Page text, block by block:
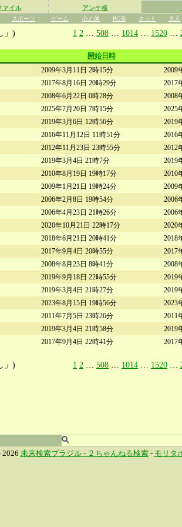
ァイル アンケ板
スポーツ ゲーム 心と体 PC等 ネット 大人
」) 1 2 508 1014 1520
開始日時
2009年3月11日 2時15分 2009
2017年8月16日 20時29分 2017
2008年6月22日 0時28分 2008
2025年7月20日 7時15分 2025
2019年3月6日 12時56分 2019
2016年11月12日 11時51分 2016
2012年11月23日 23時55分 2012
2019年3月4日 21時7分 2019
2010年8月19日 19時17分 2010
2009年1月21日 19時24分 2009
2006年2月8日 19時54分 2006
2006年4月23日 21時26分 2006
2020年10月21日 22時17分 2020
2018年6月21日 20時41分 2018
2017年9月4日 20時55分 2017
2008年8月23日 8時41分 2008
2019年9月18日 22時55分 2019
2019年3月4日 21時27分 2019
2023年8月15日 19時56分 2023
2011年7月5日 23時26分 2011
2019年3月4日 21時58分 2019
2017年9月4日 22時41分 2017
」) 1 2 508 1014 1520
2026 未来検索ブラジル - ２ちゃんねる検索- モリタ